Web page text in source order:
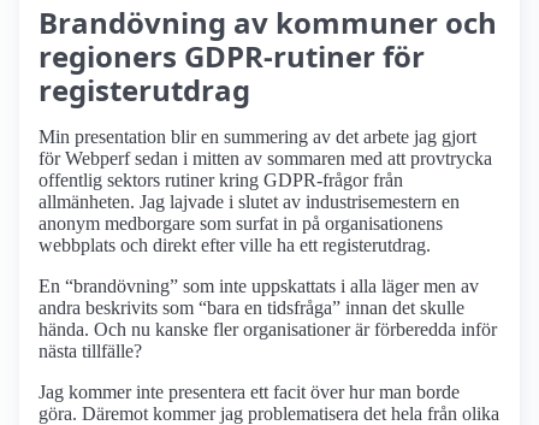
Brandövning av kommuner och
regioners GDPR-rutiner för
registerutdrag
Min presentation blir en summering av det arbete jag gjort
för Webperf sedan i mitten av sommaren med att provtrycka
offentlig sektors rutiner kring GDPR-frågor från
allmänheten. Jag lajvade i slutet av industrisemestern en
anonym medborgare som surfat in på organisationens
webbplats och direkt efter ville ha ett registerutdrag.
En “brandövning” som inte uppskattats i alla läger men av
andra beskrivits som “bara en tidsfråga” innan det skulle
hända. Och nu kanske fler organisationer är förberedda inför
nästa tillfälle?
Jag kommer inte presentera ett facit över hur man borde
göra. Däremot kommer jag problematisera det hela från olika